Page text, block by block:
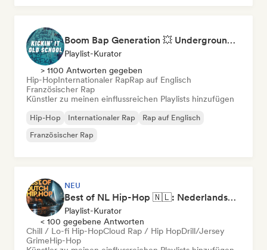
Boom Bap Generation 💥 Underground Hip-Hop, East Coast & Jazz Rap
Playlist-Kurator
> 1100 Antworten gegeben
Hip-HopInternationaler RapRap auf Englisch
Französischer Rap
Künstler zu meinen einflussreichen Playlists hinzufügen
Hip-Hop Internationaler Rap
Rap auf Englisch
Französischer Rap
NEU
Best of NL Hip-Hop 🇳🇱: Nederlandse Rap & Dutch Hip-Hop Hits
Playlist-Kurator
< 100 gegebene Antworten
Chill / Lo-fi Hip-HopCloud Rap / Hip HopDrill/Jersey
GrimeHip-Hop